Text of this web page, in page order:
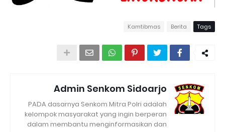
Tags
Berita
Kamtibmas
Admin Senkom Sidoarjo
PADA dasarnya Senkom Mitra Polri adalah
kelompok masyarakat yang ingin berperan
dalam membantu menginformasikan dan